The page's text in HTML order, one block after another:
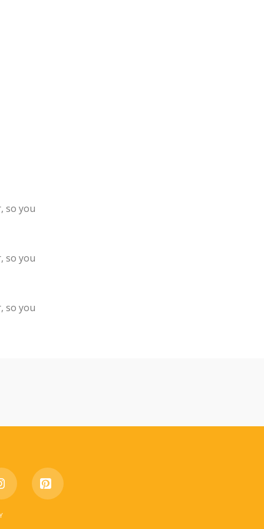
so you
so you
so you
Instagram